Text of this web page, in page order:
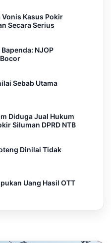
Vonis Kasus Pokir
Secara Serius
NJOP
Sebab Utama
Diduga Jual Hukum
Siluman DPRD NTB
Dinilai Tidak
Uang Hasil OTT